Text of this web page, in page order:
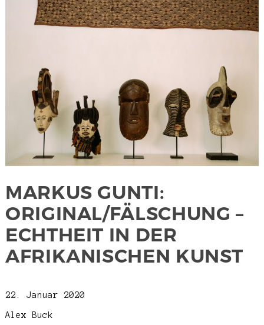
MARKUS GUNTI:
ORIGINAL/FÄLSCHUNG –
ECHTHEIT IN DER
AFRIKANISCHEN KUNST
22. Januar 2020
Alex Buck